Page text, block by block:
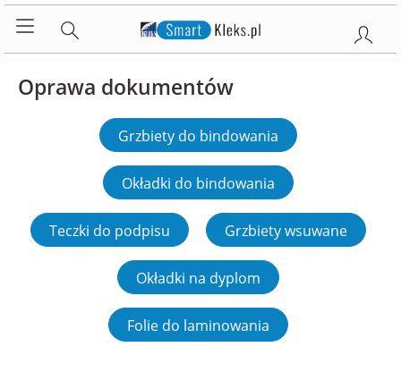
Oprawa dokumentów
Grzbiety do bindowania
Okładki do bindowania
Teczki do podpisu Grzbiety wsuwane
Okładki na dyplom
Folie do laminowania